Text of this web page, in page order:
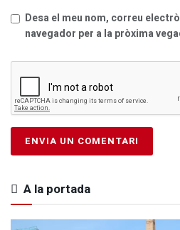
Desa el meu nom, correu
navegador per a la pròxima
A la portada